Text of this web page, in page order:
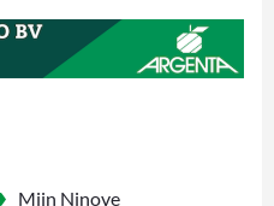
Mijn Ninove